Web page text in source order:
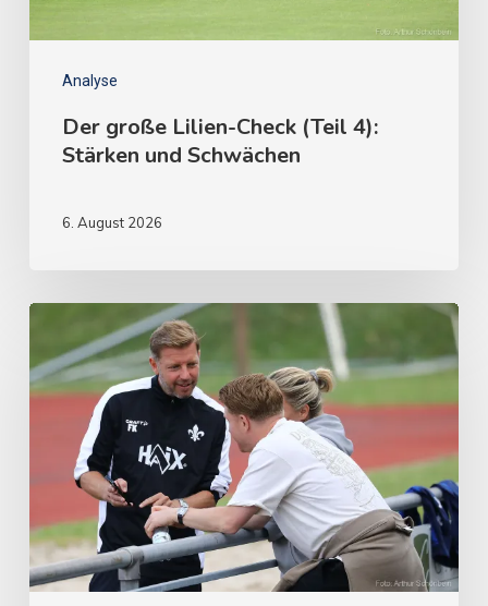
Analyse
Der große Lilien-Check (Teil 4):
Stärken und Schwächen
6. August 2026